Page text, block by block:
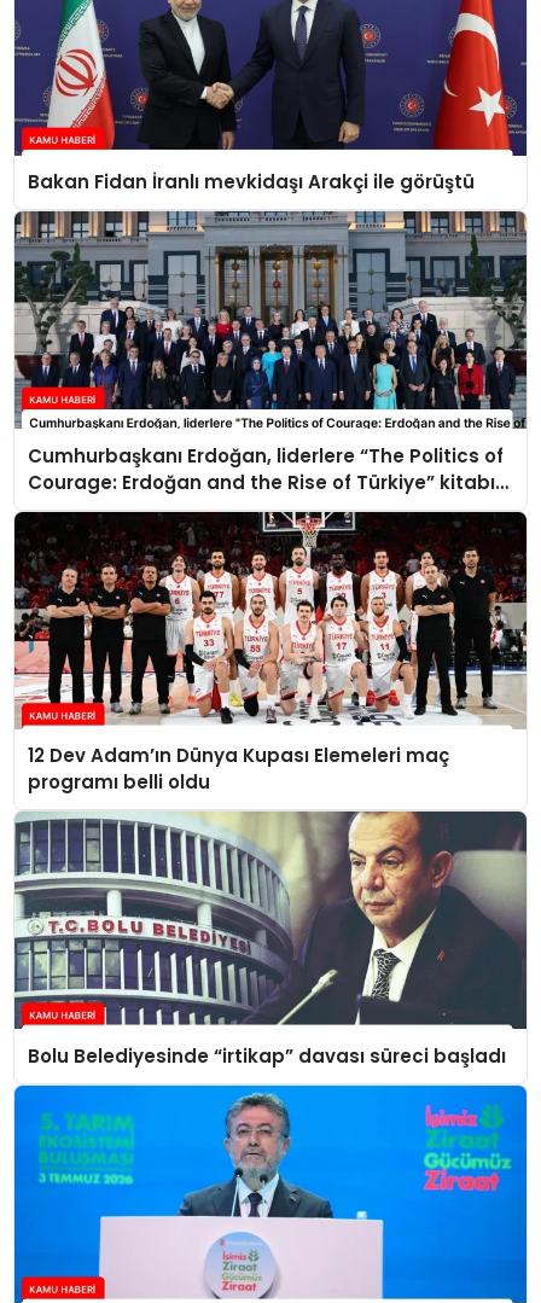
Bakan Fidan İranlı mevkidaşı Arakçi ile görüştü
Cumhurbaşkanı Erdoğan, liderlere “The Politics of
Courage: Erdoğan and the Rise of Türkiye” kitabını
takdim etti
12 Dev Adam’ın Dünya Kupası Elemeleri maç
programı belli oldu
Bolu Belediyesinde “irtikap” davası süreci başladı